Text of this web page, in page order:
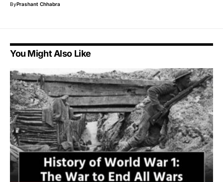
ByPrashant Chhabra
You Might Also Like